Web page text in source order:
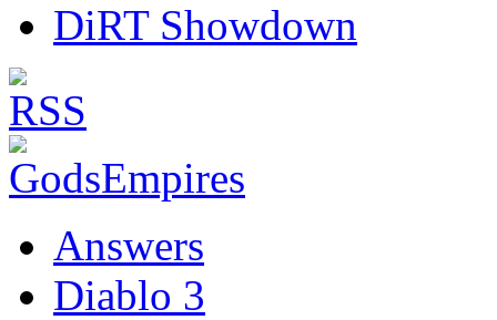
DiRT Showdown
Answers
Diablo 3